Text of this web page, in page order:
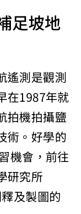
足坡地
測是觀測
1987年就
拍機拍攝鹽
。好學的
機會，前往
研究所
及製圖的